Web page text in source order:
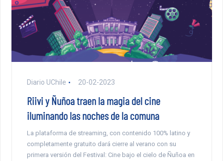
Diario UChile 20-02-2023
Riivi y Ñuñoa traen la magia del cine
iluminando las noches de la comuna
La plataforma de streaming, con contenido 100% latino y
completamente gratuito dará cierre al verano con su
primera versión del Festival: Cine bajo el cielo de Ñuñoa en